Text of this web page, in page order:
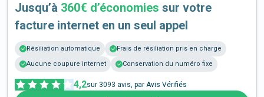
Jusqu’à 360€ d’économies sur votre
facture internet en un seul appel
Résiliation automatique
Frais de résiliation pris en charge
Aucune coupure internet
Conservation du numéro fixe
4,2sur 3093 avis, par Avis Vérifiés